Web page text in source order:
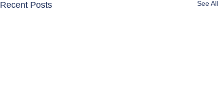
Recent Posts See All